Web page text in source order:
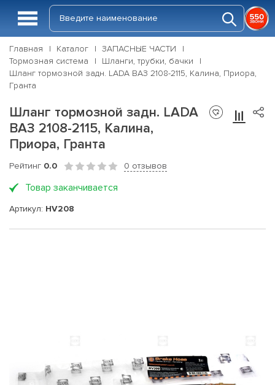
Главная Каталог
ЗАПАСНЫЕ ЧАСТИ
Тормозная система
Шланги, трубки, бачки
Шланг тормозной задн. LADA ВАЗ 2108-2115, Калина, Приора,
Гранта
Шланг тормозной задн. LADA
ВАЗ 2108-2115, Калина,
Приора, Гранта
Рейтинг 0.0 0 отзывов
Товар заканчивается
Артикул: HV208